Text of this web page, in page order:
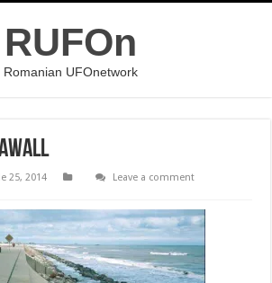
RUFOn
Romanian UFOnetwork
25, 2014
Leave a comment